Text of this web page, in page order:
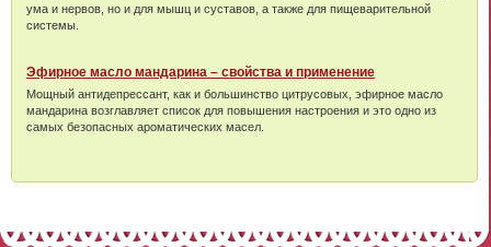
ума и нервов, но и для мышц и суставов, а также для пищеварительной
системы.
Эфирное масло мандарина – свойства и применение
Мощный антидепрессант, как и большинство цитрусовых, эфирное масло
мандарина возглавляет список для повышения настроения и это одно из
самых безопасных ароматических масел.